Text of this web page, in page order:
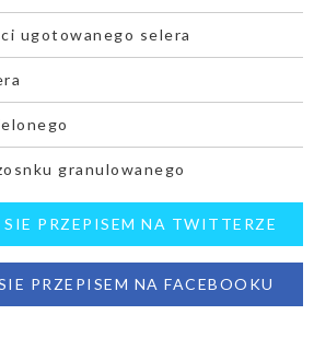
ugotowanego selera
granulowanego
PRZEPISEM NA TWITTERZE
PRZEPISEM NA FACEBOOKU